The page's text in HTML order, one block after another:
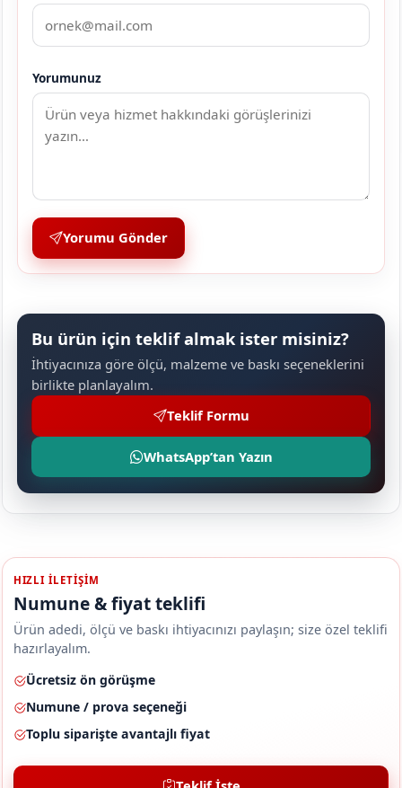
Yorumunuz
Yorumu Gönder
Bu ürün için teklif almak ister misiniz?
İhtiyacınıza göre ölçü, malzeme ve baskı seçeneklerini
birlikte planlayalım.
Teklif Formu
WhatsApp’tan Yazın
HIZLI ILETIŞIM
Numune & fiyat teklifi
Ürün adedi, ölçü ve baskı ihtiyacınızı paylaşın; size özel teklifi
hazırlayalım.
Ücretsiz ön görüşme
Numune / prova seçeneği
Toplu siparişte avantajlı fiyat